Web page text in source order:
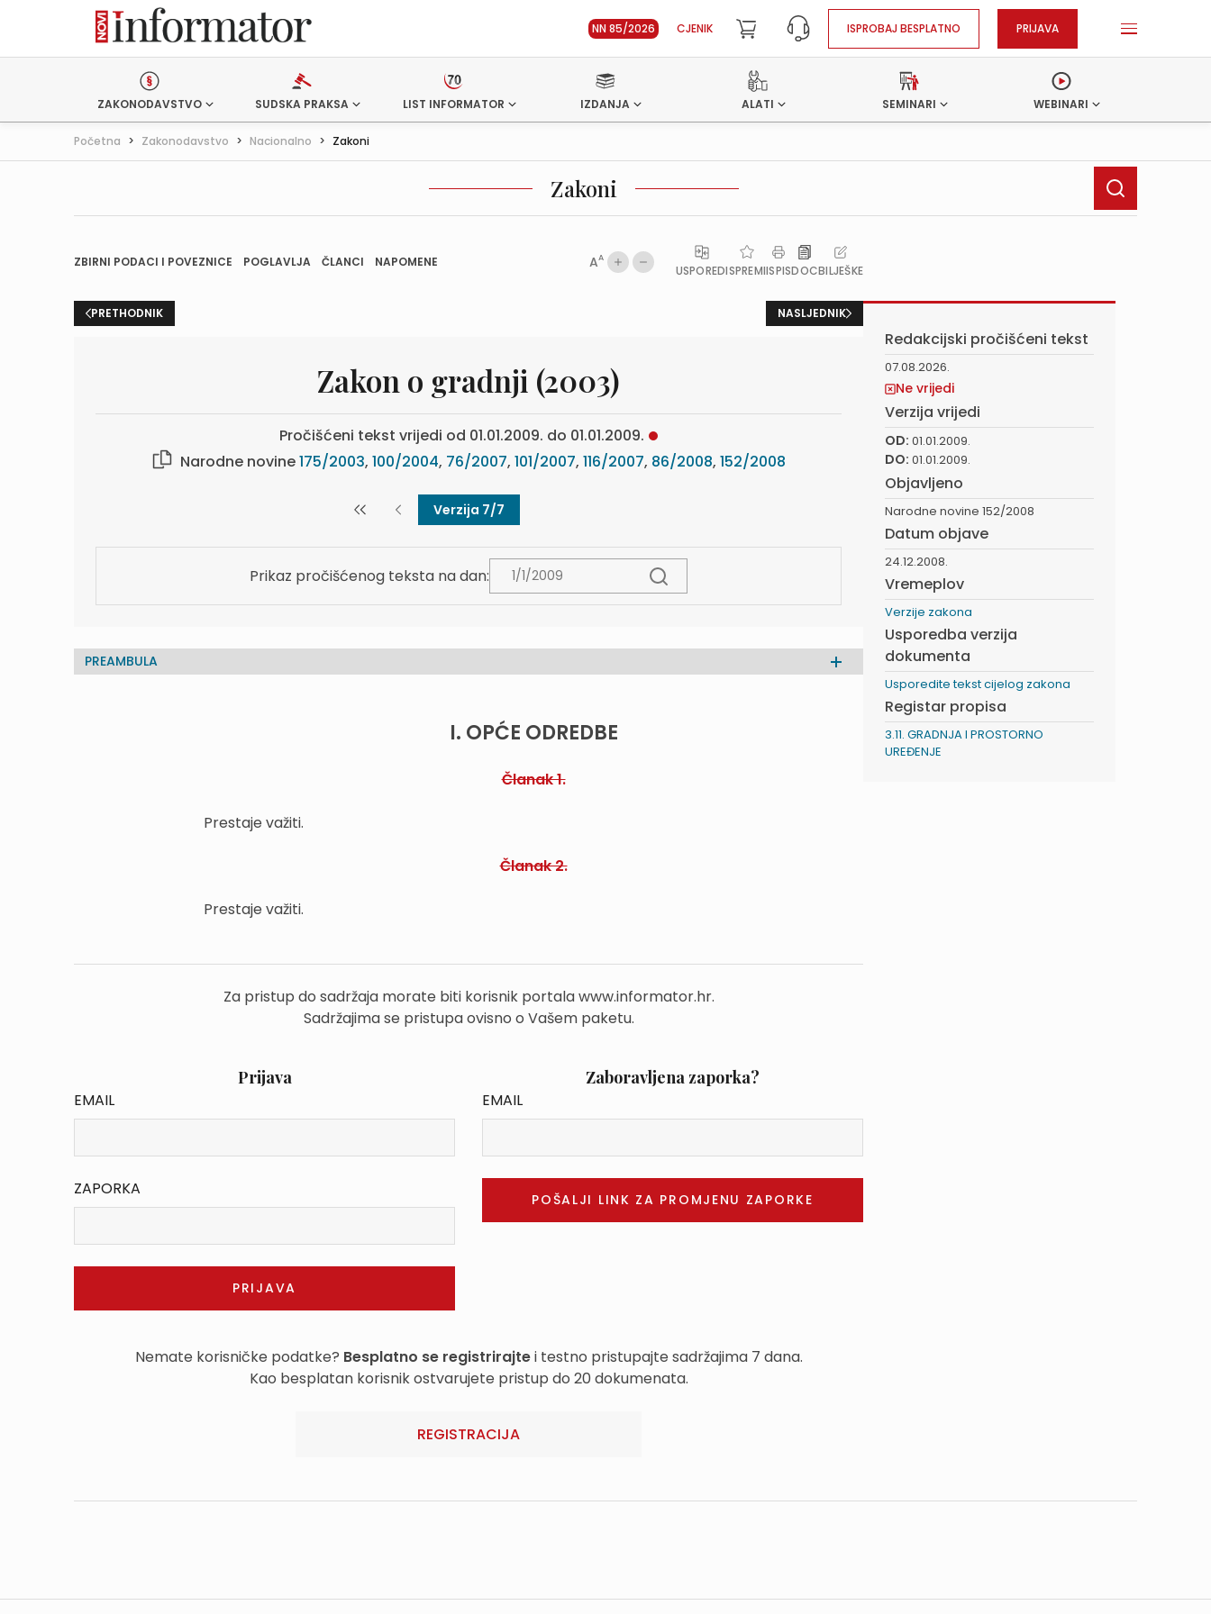
NN 85/2026 CJENIK ISPROBAJ BESPLATNO PRIJAVA
ZAKONODAVSTVO SUDSKA PRAKSA LIST INFORMATOR IZDANJA ALATI SEMINARI WEBINARI
Početna > Zakonodavstvo > Nacionalno > Zakoni
Zakoni
ZBIRNI PODACI I POVEZNICE POGLAVLJA ČLANCI NAPOMENE AA
USPOREDISPREMIISPISDOCBILJEŠKE
PRETHODNIK NASLJEDNIK
Zakon o gradnji (2003)
Pročišćeni tekst vrijedi od 01.01.2009. do 01.01.2009.
Narodne novine175/2003, 100/2004, 76/2007, 101/2007, 116/2007, 86/2008, 152/2008
Verzija 7/7
Prikaz pročišćenog teksta na dan:
PREAMBULA
I. OPĆE ODREDBE
Članak 1.
Prestaje važiti.
Članak 2.
Prestaje važiti.
Za pristup do sadržaja morate biti korisnik portala www.informator.hr.
Sadržajima se pristupa ovisno o Vašem paketu.
Prijava
EMAIL
ZAPORKA
Zaboravljena zaporka?
EMAIL
Nemate korisničke podatke? Besplatno se registrirajtei testno pristupajte sadržajima 7 dana.
Kao besplatan korisnik ostvarujete pristup do 20 dokumenata.
REGISTRACIJA
Redakcijski pročišćeni tekst
07.08.2026.
Ne vrijedi
Verzija vrijedi
OD: 01.01.2009.
DO: 01.01.2009.
Objavljeno
Narodne novine 152/2008
Datum objave
24.12.2008.
Vremeplov
Verzije zakona
Usporedba verzija
dokumenta
Usporedite tekst cijelog zakona
Registar propisa
3.11. GRADNJA I PROSTORNO
UREĐENJE